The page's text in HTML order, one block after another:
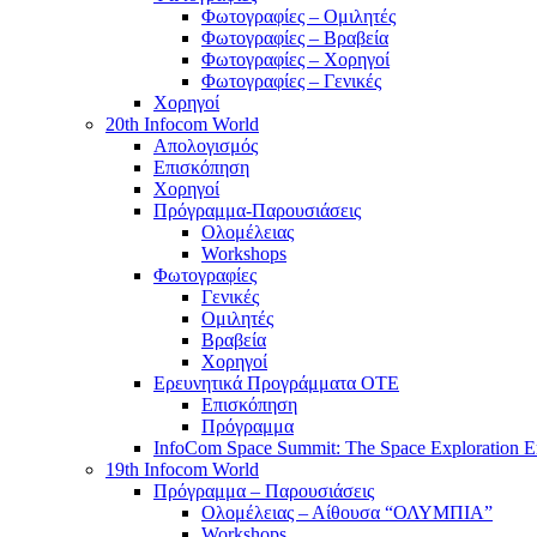
Φωτογραφίες – Ομιλητές
Φωτογραφίες – Βραβεία
Φωτογραφίες – Χορηγοί
Φωτογραφίες – Γενικές
Χορηγοί
20th Infocom World
Απολογισμός
Επισκόπηση
Χορηγοί
Πρόγραμμα-Παρουσιάσεις
Ολομέλειας
Workshops
Φωτογραφίες
Γενικές
Ομιλητές
Βραβεία
Χορηγοί
Ερευνητικά Προγράμματα ΟΤΕ
Επισκόπηση
Πρόγραμμα
InfoCom Space Summit: The Space Exploration
19th Infocom World
Πρόγραμμα – Παρουσιάσεις
Ολομέλειας – Αίθουσα “ΟΛΥΜΠΙΑ”